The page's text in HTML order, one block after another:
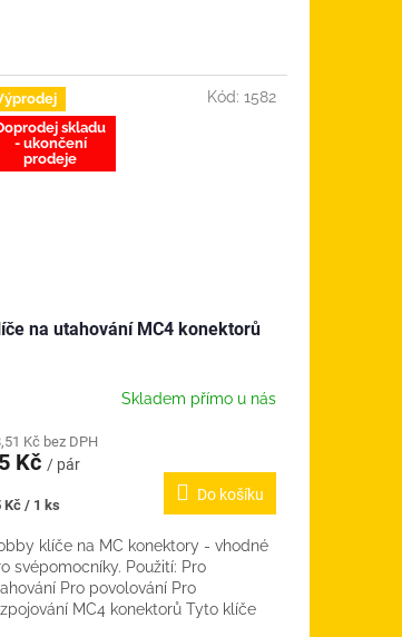
skladu
- ukončení
prodeje
na utahování MC4 konektorů
Skladem přímo u nás
Kč bez DPH
Kč / pár
Kč / 1 ks
Do košíku
klíče na MC konektory - vhodné
svépomocníky. Použití: Pro
Pro povolování Pro
MC4 konektorů Tyto klíče
Kód: 1582